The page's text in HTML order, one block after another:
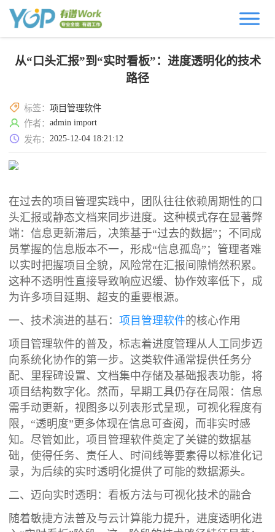
从“口头汇报”到“实时看板”：进度透明化的技术
路径
标签：项目管理软件
作者：admin import
发布：2025-12-04 18:21:12
在过去的项目管理实践中，团队往往依赖周期性的口
头汇报或静态文档来同步进度。这种模式存在显著弊
端：信息更新滞后，决策基于“过去的数据”；不同成
员掌握的信息版本不一，形成“信息孤岛”；管理者难
以实时把握项目全貌，风险常在汇报间隙悄然积累。
这种不透明性直接导致响应迟缓、协作效率低下，成
为许多项目延期、超支的重要根源。
一、技术演进的基石：项目管理软件的核心作用
项目管理软件的普及，标志着进度管理从人工同步迈
向系统化协作的第一步。这类软件通常提供任务分
配、里程碑设置、文档集中存储及基础报表功能，将
项目结构数字化。然而，早期工具仍存在局限：信息
需手动更新，视图多以列表形式呈现，可视化程度有
限，“透明度”更多体现在信息可查阅，而非实时感
知。尽管如此，项目管理软件奠定了关键的数据基
础，使得任务、责任人、时间线等要素得以标准化记
录，为后续的实时透明化提供了可能的数据源头。
二、迈向实时透明：看板方法与可视化技术的融合
随着敏捷方法普及与云计算能力提升，进度透明化进